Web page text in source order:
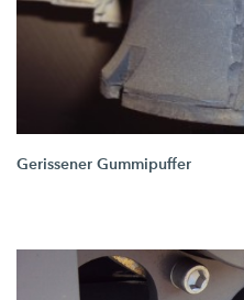
Gerissener Gummipuffer